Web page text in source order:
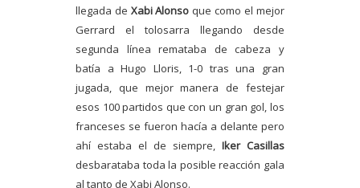
llegada de Xabi Alonso que como el mejor
Gerrard el tolosarra llegando desde
segunda línea remataba de cabeza y
batía a Hugo Lloris, 1-0 tras una gran
jugada, que mejor manera de festejar
esos 100 partidos que con un gran gol, los
franceses se fueron hacía a delante pero
ahí estaba el de siempre, Iker Casillas
desbarataba toda la posible reacción gala
al tanto de Xabi Alonso.